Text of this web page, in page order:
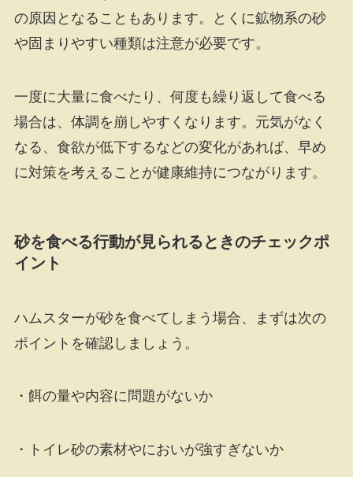
の原因となることもあります。とくに鉱物系の砂
や固まりやすい種類は注意が必要です。
一度に大量に食べたり、何度も繰り返して食べる
場合は、体調を崩しやすくなります。元気がなく
なる、食欲が低下するなどの変化があれば、早め
に対策を考えることが健康維持につながります。
砂を食べる行動が見られるときのチェックポ
イント
ハムスターが砂を食べてしまう場合、まずは次の
ポイントを確認しましょう。
・餌の量や内容に問題がないか
・トイレ砂の素材やにおいが強すぎないか